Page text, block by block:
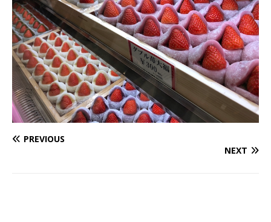
PREVIOUS
NEXT